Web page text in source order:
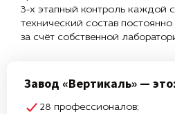
3-х этапный контроль каждой
технический состав
за счёт собственной
Завод «Вертикаль» — это:
28 профессионалов;